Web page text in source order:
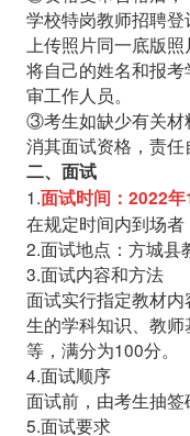
学校特岗教师招聘
上传照片同一底版
将自己的姓名和报
审工作人员。
③考生如缺少有关材
消其面试资格，责任
二、面试
1.面试时间：2022年
在规定时间内到场者
2.面试地点：方城县
3.面试内容和方法
面试实行指定教材
生的学科知识、教
等，满分为100分。
4.面试顺序
面试前，由考生抽签
5.面试要求